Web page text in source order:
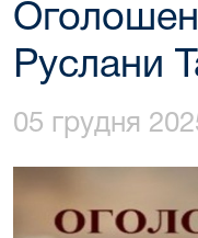
Руслани
05 грудня